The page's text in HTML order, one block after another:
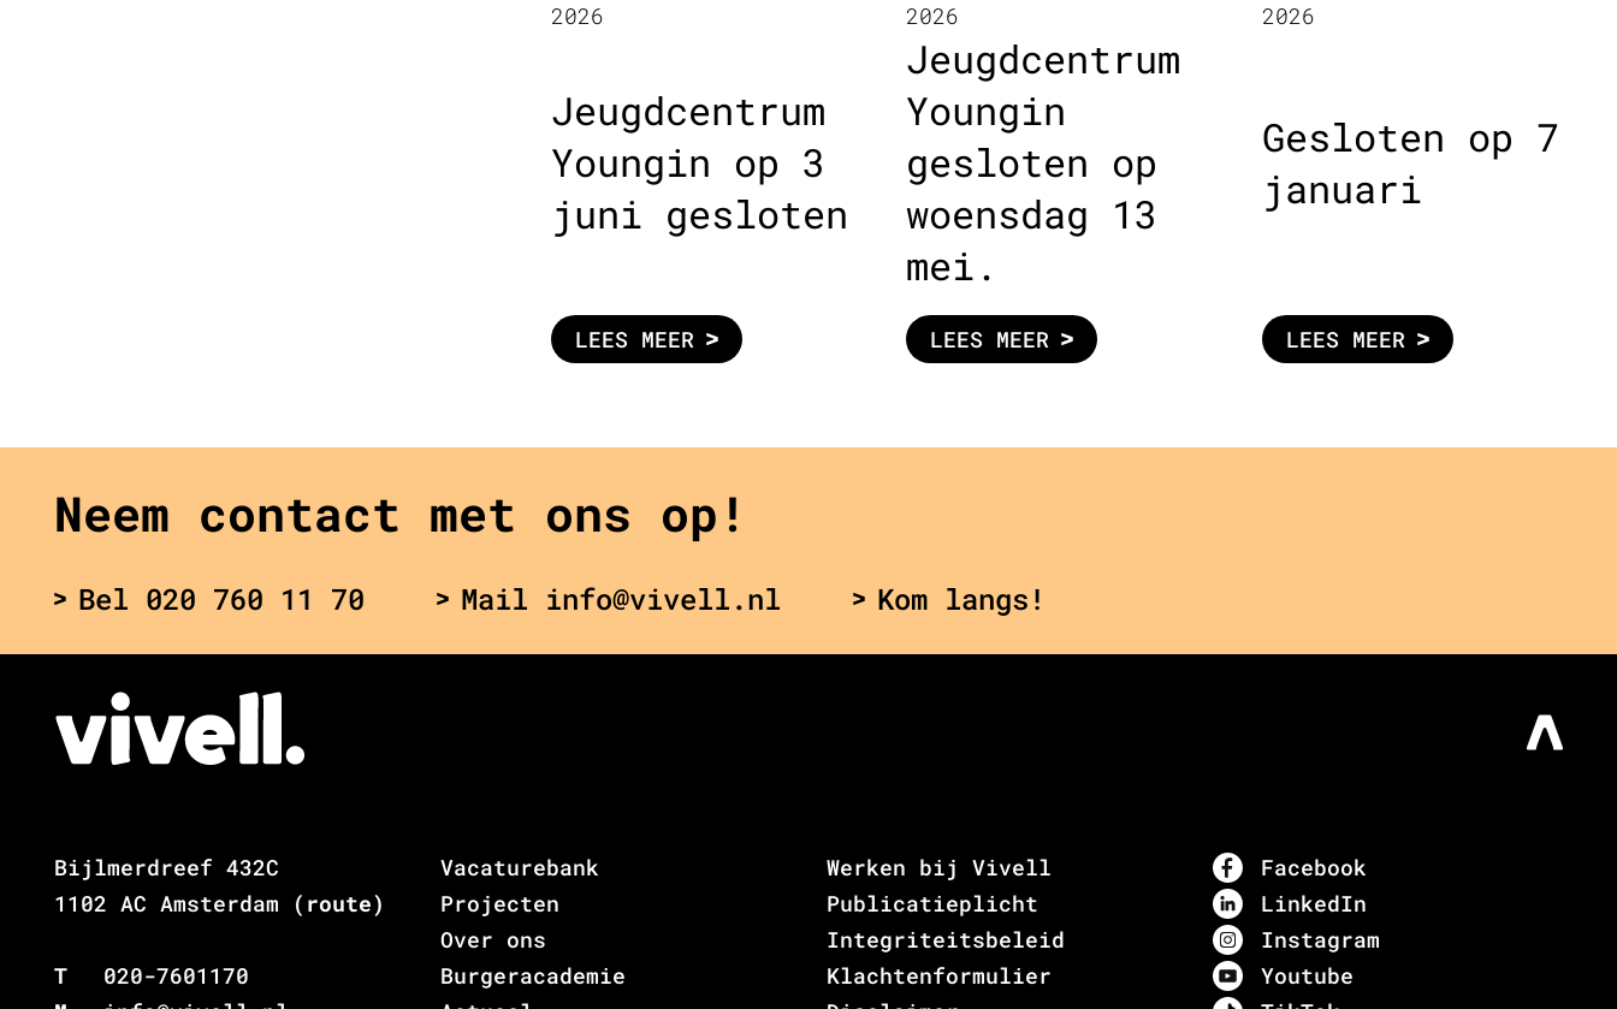
2026
Jeugdcentrum
Youngin op 3
juni gesloten
LEES MEER
2026
Jeugdcentrum
Youngin
gesloten op
woensdag 13
mei.
LEES MEER
2026
Gesloten op 7
januari
LEES MEER
Neem contact met ons op!
Bel 020 760 11 70 Mail info@vivell.nl Kom langs!
Bijlmerdreef 432C
1102 AC Amsterdam
(route)
T
020-7601170
Vacaturebank
Projecten
Over ons
Burgeracademie
Werken bij Vivell
Publicatieplicht
Integriteitsbeleid
Klachtenformulier
Facebook
LinkedIn
Instagram
Youtube